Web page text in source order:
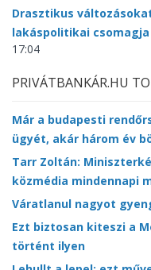
Drasztikus
lakáspolitikai csomagja
17:04
PRIVÁTBANKÁR.HU
Már a budapesti
ügyét, akár három év
Tarr Zoltán:
közmédia mindennapi
Váratlanul nagyot
Ezt biztosan kiteszi a
történt ilyen